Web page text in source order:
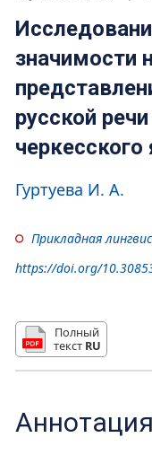
значимости
русской
Гуртуева И. А.
Прикладная
https://doi.org/
Полный
текст RU
Аннотация